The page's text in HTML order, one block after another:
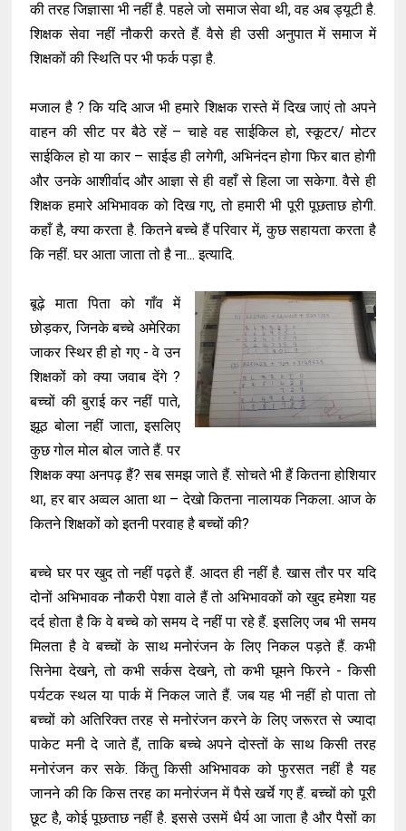
की तरह जिज्ञासा भी नहीं है. पहले जो समाज सेवा थी, वह अब ड्यूटी है.
शिक्षक सेवा नहीं नौकरी करते हैं. वैसे ही उसी अनुपात में समाज में
शिक्षकों की स्थिति पर भी फर्क पड़ा है.
मजाल है ? कि यदि आज भी हमारे शिक्षक रास्ते में दिख जाएं तो अपने
वाहन की सीट पर बैठे रहें – चाहे वह साईकिल हो, स्कूटर/ मोटर
साईकिल हो या कार – साईड ही लगेगी, अभिनंदन होगा फिर बात होगी
और उनके आशीर्वाद और आज्ञा से ही वहाँ से हिला जा सकेगा. वैसे ही
शिक्षक हमारे अभिभावक को दिख गए, तो हमारी भी पूरी पूछताछ होगी.
कहाँ है, क्या करता है. कितने बच्चे हैं परिवार में, कुछ सहायता करता है
कि नहीं. घर आता जाता तो है ना... इत्यादि.
बूढ़े माता पिता को गाँव में
छोड़कर, जिनके बच्चे अमेरिका
जाकर स्थिर ही हो गए - वे उन
शिक्षकों को क्या जवाब देंगे ?
बच्चों की बुराई कर नहीं पाते,
झूठ बोला नहीं जाता, इसलिए
कुछ गोल मोल बोल जाते हैं. पर
शिक्षक क्या अनपढ़ हैं? सब समझ जाते हैं. सोचते भी हैं कितना होशियार
था, हर बार अव्वल आता था – देखो कितना नालायक निकला. आज के
कितने शिक्षकों को इतनी परवाह है बच्चों की?
बच्चे घर पर खुद तो नहीं पढ़ते हैं. आदत ही नहीं है. खास तौर पर यदि
दोनों अभिभावक नौकरी पेशा वाले हैं तो अभिभावकों को खुद हमेशा यह
दर्द होता है कि वे बच्चे को समय दे नहीं पा रहे हैं. इसलिए जब भी समय
मिलता है वे बच्चों के साथ मनोरंजन के लिए निकल पड़ते हैं. कभी
सिनेमा देखने, तो कभी सर्कस देखने, तो कभी घूमने फिरने - किसी
पर्यटक स्थल या पार्क में निकल जाते हैं. जब यह भी नहीं हो पाता तो
बच्चों को अतिरिक्त तरह से मनोरंजन करने के लिए जरूरत से ज्यादा
पाकेट मनी दे जाते हैं, ताकि बच्चे अपने दोस्तों के साथ किसी तरह
मनोरंजन कर सके. किंतु किसी अभिभावक को फुरसत नहीं है यह
जानने की कि किस तरह का मनोरंजन में पैसे खर्चे गए हैं. बच्चों को पूरी
छूट है, कोई पूछताछ नहीं है. इससे उसमें धैर्य आ जाता है और पैसों का